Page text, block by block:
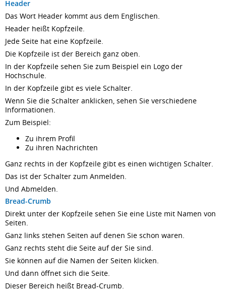
Header
Das Wort Header kommt aus dem Englischen.
Header heißt Kopfzeile.
Jede Seite hat eine Kopfzeile.
Die Kopfzeile ist der Bereich ganz oben.
In der Kopfzeile sehen Sie zum Beispiel ein Logo der
Hochschule.
In der Kopfzeile gibt es viele Schalter.
Wenn Sie die Schalter anklicken, sehen Sie verschiedene
Informationen.
Zum Beispiel:
Zu ihrem Profil
Zu ihren Nachrichten
Ganz rechts in der Kopfzeile gibt es einen wichtigen Schalter.
Das ist der Schalter zum Anmelden.
Und Abmelden.
Bread-Crumb
Direkt unter der Kopfzeile sehen Sie eine Liste mit Namen von
Seiten.
Ganz links stehen Seiten auf denen Sie schon waren.
Ganz rechts steht die Seite auf der Sie sind.
Sie können auf die Namen der Seiten klicken.
Und dann öffnet sich die Seite.
Dieser Bereich heißt Bread-Crumb.